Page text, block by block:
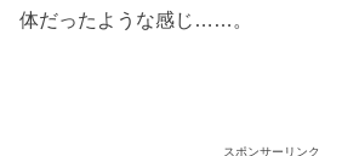
体だったような感じ……。
スポンサーリンク